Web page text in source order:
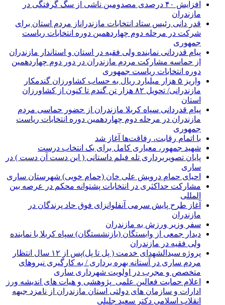
افزایش ۴۰ درصدی مصدومین ناشی از سگ گرفتگی در
مازندران
قدر دانی رئیس ستاد انتخابات مازندراناز مردم استان برای
شرکت در مرحله دوم چهاردهمین دوره انتخابات ریاست
جمهوری
پیام قدردانی نماینده ولی فقیه در استان و استاندار مازندران
از حماسه مشارکت مردم مازندران در دور دوم چهاردهمین
دوره انتخابات ریاست جمهوری
واریز ۵ هزار میلیارد ریال به حساب کشاورزان گندمکار
مازندرانی/ تحویل ۸۲ هزار تن گندم تا کنون از کشاورزان
استان
پیام قدردانی سپاه کربلا مازندران از حضور حماسی مردم
مازندران در مرحله دوم چهاردهمین دوره انتخابات ریاست
جمهوری
با اتمام رقابت، رفاقت‌ها آغاز شد
شهید جمهور، معیاری کامل برای یک انتخاب درست
پایان تصویربرداری تله فیلم داستانی ( این دست آن دست ) در
ساری
احیای حمام درویش علی خان (حمام خویی) شهرستان ساری
مشارکت حداکثری در انتخابات پشتوانه محکم در عرصه بین
المللی
آغاز طرح پایش سرمی آنفلوانزای فوق حاد پرندگان در
مازندران
سفر وزیر ورزش به مازندران
دیدار جمعی از وابستگان (بازنشستگان) سپاه کربلا با نماینده
ولی فقیه در مازندران
پروژه سیدالشهدای خدمت ( پل تا پل)پس از ۱۲ سال انتظار
مردم ساری در آستانه بهره برداری / به کارگیری نیروهای
متخصص و مجرب در اولویت شهرداری ساری
اعلام حمایت فعالین علمی_پژوهشی و هیات های اندیشه ورز
ادارات و سازمان های دولتی استان مازندران از نامزد جبهه
انقلاب اسلامی دکتر سعید جلیلی